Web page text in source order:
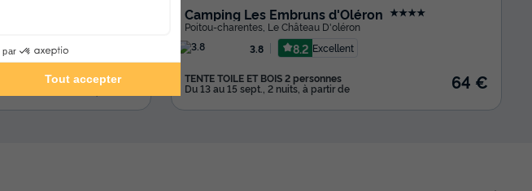
-15% 64,60 €
Camping Les Embruns d'Oléron ★★★★
Poitou-charentes, Le Château D'oléron
3.8
8.2 Excellent
TENTE TOILE ET BOIS 2 personnes
Du 13 au 15 sept., 2 nuits, à partir de 64 €